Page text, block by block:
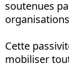
soutenues
Cette
mobiliser